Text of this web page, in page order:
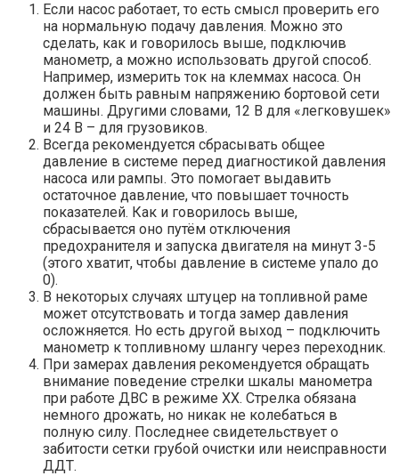
Если насос работает, то есть смысл проверить его
на нормальную подачу давления. Можно это
сделать, как и говорилось выше, подключив
манометр, а можно использовать другой способ.
Например, измерить ток на клеммах насоса. Он
должен быть равным напряжению бортовой сети
машины. Другими словами, 12 В для «легковушек»
и 24 В – для грузовиков.
Всегда рекомендуется сбрасывать общее
давление в системе перед диагностикой давления
насоса или рампы. Это помогает выдавить
остаточное давление, что повышает точность
показателей. Как и говорилось выше,
сбрасывается оно путём отключения
предохранителя и запуска двигателя на минут 3-5
(этого хватит, чтобы давление в системе упало до
0).
В некоторых случаях штуцер на топливной раме
может отсутствовать и тогда замер давления
осложняется. Но есть другой выход – подключить
манометр к топливному шлангу через переходник.
При замерах давления рекомендуется обращать
внимание поведение стрелки шкалы манометра
при работе ДВС в режиме ХХ. Стрелка обязана
немного дрожать, но никак не колебаться в
полную силу. Последнее свидетельствует о
забитости сетки грубой очистки или неисправности
ДДТ.